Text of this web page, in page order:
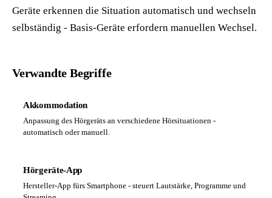
Geräte erkennen die Situation automatisch und wechseln
selbständig - Basis-Geräte erfordern manuellen Wechsel.
Verwandte Begriffe
Akkommodation
Anpassung des Hörgeräts an verschiedene Hörsituationen -
automatisch oder manuell.
Hörgeräte-App
Hersteller-App fürs Smartphone - steuert Lautstärke, Programme und